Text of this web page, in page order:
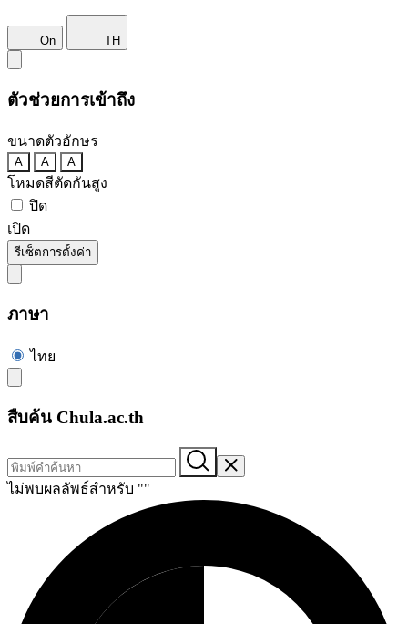
On TH
ตัวช่วยการเข้าถึง
ขนาดตัวอักษร
A A A
โหมดสีตัดกันสูง
ปิด
เปิด
รีเซ็ตการตั้งค่า
ภาษา
ไทย
สืบค้น Chula.ac.th
ไม่พบผลลัพธ์สำหรับ ""